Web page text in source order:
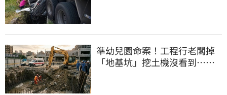
準幼兒園命案！工程行老闆掉
「地基坑」挖土機沒看到…下